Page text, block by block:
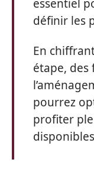
essentiel
définir les
En
étape, des
pourrez
profiter